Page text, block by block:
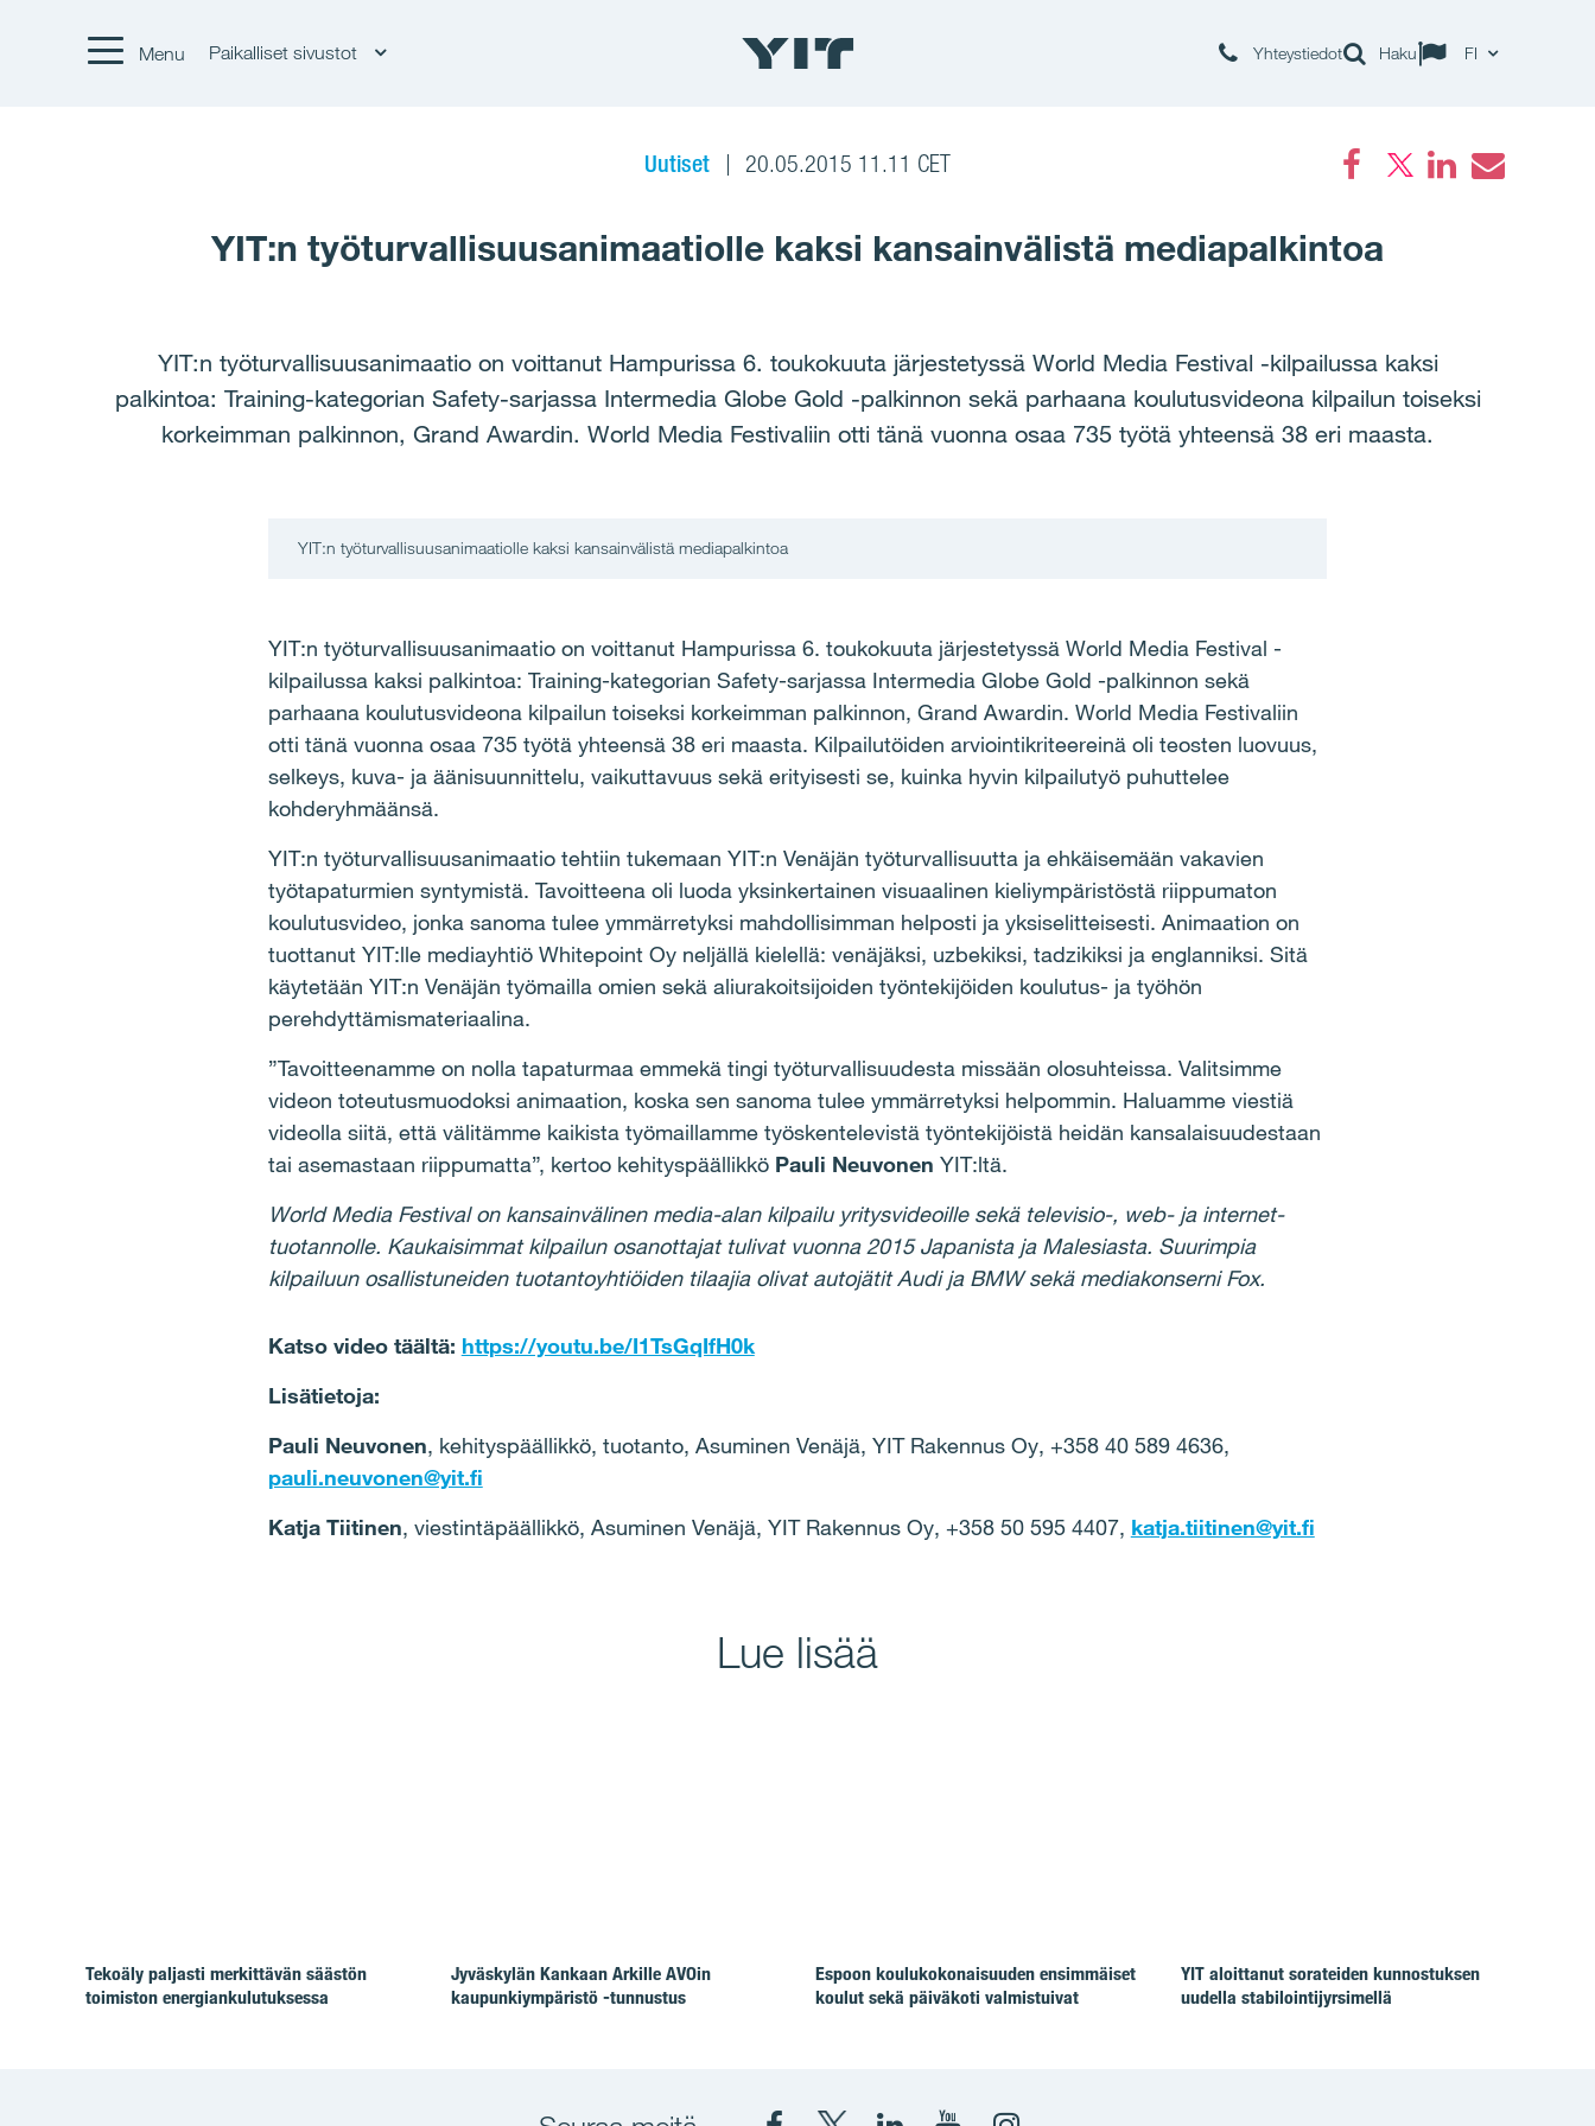
Menu Paikalliset sivustot Yhteystiedot Haku FI
Uutiset 20.05.2015 11.11 CET
YIT:n työturvallisuusanimaatiolle kaksi kansainvälistä mediapalkintoa
YIT:n työturvallisuusanimaatio on voittanut Hampurissa 6. toukokuuta järjestetyssä World Media Festival -kilpailussa kaksi
palkintoa: Training-kategorian Safety-sarjassa Intermedia Globe Gold -palkinnon sekä parhaana koulutusvideona kilpailun toiseksi
korkeimman palkinnon, Grand Awardin. World Media Festivaliin otti tänä vuonna osaa 735 työtä yhteensä 38 eri maasta.
YIT:n työturvallisuusanimaatiolle kaksi kansainvälistä mediapalkintoa
YIT:n työturvallisuusanimaatio on voittanut Hampurissa 6. toukokuuta järjestetyssä World Media Festival -
kilpailussa kaksi palkintoa: Training-kategorian Safety-sarjassa Intermedia Globe Gold -palkinnon sekä
parhaana koulutusvideona kilpailun toiseksi korkeimman palkinnon, Grand Awardin. World Media Festivaliin
otti tänä vuonna osaa 735 työtä yhteensä 38 eri maasta. Kilpailutöiden arviointikriteereinä oli teosten luovuus,
selkeys, kuva- ja äänisuunnittelu, vaikuttavuus sekä erityisesti se, kuinka hyvin kilpailutyö puhuttelee
kohderyhmäänsä.
YIT:n työturvallisuusanimaatio tehtiin tukemaan YIT:n Venäjän työturvallisuutta ja ehkäisemään vakavien
työtapaturmien syntymistä. Tavoitteena oli luoda yksinkertainen visuaalinen kieliympäristöstä riippumaton
koulutusvideo, jonka sanoma tulee ymmärretyksi mahdollisimman helposti ja yksiselitteisesti. Animaation on
tuottanut YIT:lle mediayhtiö Whitepoint Oy neljällä kielellä: venäjäksi, uzbekiksi, tadzikiksi ja englanniksi. Sitä
käytetään YIT:n Venäjän työmailla omien sekä aliurakoitsijoiden työntekijöiden koulutus- ja työhön
perehdyttämismateriaalina.
”Tavoitteenamme on nolla tapaturmaa emmekä tingi työturvallisuudesta missään olosuhteissa. Valitsimme
videon toteutusmuodoksi animaation, koska sen sanoma tulee ymmärretyksi helpommin. Haluamme viestiä
videolla siitä, että välitämme kaikista työmaillamme työskentelevistä työntekijöistä heidän kansalaisuudestaan
tai asemastaan riippumatta”, kertoo kehityspäällikkö Pauli Neuvonen YIT:ltä.
World Media Festival on kansainvälinen media-alan kilpailu yritysvideoille sekä televisio-, web- ja internet-
tuotannolle. Kaukaisimmat kilpailun osanottajat tulivat vuonna 2015 Japanista ja Malesiasta. Suurimpia
kilpailuun osallistuneiden tuotantoyhtiöiden tilaajia olivat autojätit Audi ja BMW sekä mediakonserni Fox.
Katso video täältä: https://youtu.be/I1TsGqIfH0k
Lisätietoja:
Pauli Neuvonen, kehityspäällikkö, tuotanto, Asuminen Venäjä, YIT Rakennus Oy, +358 40 589 4636,
pauli.neuvonen@yit.fi
Katja Tiitinen, viestintäpäällikkö, Asuminen Venäjä, YIT Rakennus Oy, +358 50 595 4407, katja.tiitinen@yit.fi
Lue lisää
Tekoäly paljasti merkittävän säästön
toimiston energiankulutuksessa
Jyväskylän Kankaan Arkille AVOin
kaupunkiympäristö -tunnustus
Espoon koulukokonaisuuden ensimmäiset
koulut sekä päiväkoti valmistuivat
YIT aloittanut sorateiden kunnostuksen
uudella stabilointijyrsimellä